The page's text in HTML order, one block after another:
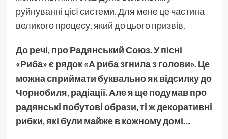
руйнуванні цієї системи. Для мене це частина
великого процесу, який до цього призвів.
До речі, про Радянський Союз. У пісні
«Риба» є рядок «А риба згнила з голови». Це
можна сприймати буквально як відсилку до
Чорнобиля, радіації. Але я ще подумав про
радянські побутові образи, ті ж декоративні
рибки, які були майже в кожному домі…